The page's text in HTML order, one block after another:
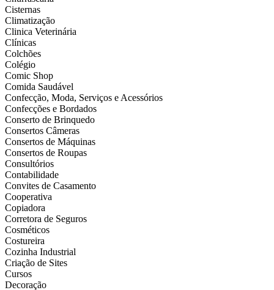
Cisternas
Climatização
Clinica Veterinária
Clínicas
Colchões
Colégio
Comic Shop
Comida Saudável
Confecção, Moda, Serviços e Acessórios
Confecções e Bordados
Conserto de Brinquedo
Consertos Câmeras
Consertos de Máquinas
Consertos de Roupas
Consultórios
Contabilidade
Convites de Casamento
Cooperativa
Copiadora
Corretora de Seguros
Cosméticos
Costureira
Cozinha Industrial
Criação de Sites
Cursos
Decoração